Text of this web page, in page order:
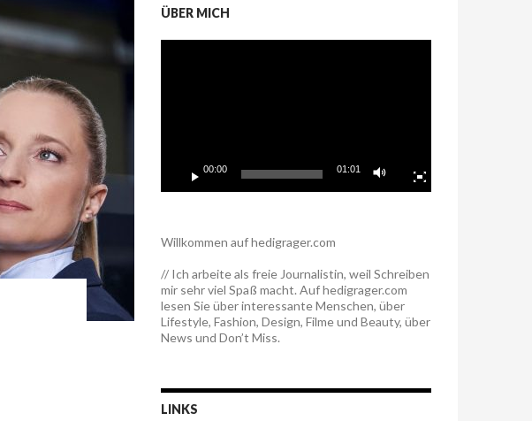
ÜBER MICH
00:00 01:01
Willkommen auf hedigrager.com
// Ich arbeite als freie Journalistin, weil Schreiben
mir sehr viel Spaß macht. Auf hedigrager.com
lesen Sie über interessante Menschen, über
Lifestyle, Fashion, Design, Filme und Beauty, über
News und Don’t Miss.
LINKS